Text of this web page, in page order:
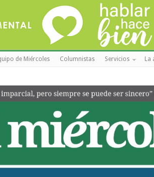
de Miércoles Columnistas Servicios La